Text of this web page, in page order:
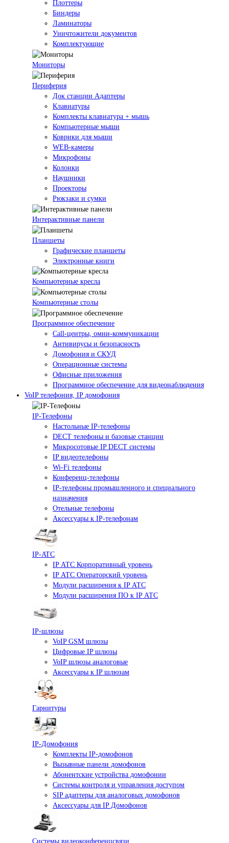
Плоттеры
Биндеры
Ламинаторы
Уничтожители документов
Комплектующие
Мониторы
Периферия
Док станции Адаптеры
Клавиатуры
Комплекты клавиатура + мышь
Компьютерные мыши
Коврики для мыши
WEB-камеры
Микрофоны
Колонки
Наушники
Проекторы
Рюкзаки и сумки
Интерактивные панели
Планшеты
Графические планшеты
Электронные книги
Компьютерные кресла
Компьютерные столы
Программное обеспечение
Call-центры, омни-коммуникации
Антивирусы и безопасность
Домофония и СКУД
Операционные системы
Офисные приложения
Программное обеспечение для видеонаблюдения
VoIP телефония, IP домофония
IP-Телефоны
Настольные IP-телефоны
DECT телефоны и базовые станции
Микросотовые IP DECT системы
IP видеотелефоны
Wi-Fi телефоны
Конференц-телефоны
IP-телефоны промышленного и специального
назначения
Отельные телефоны
Аксессуары к IP-телефонам
IP-ATC
IP АТС Корпоративный уровень
IP АТС Операторский уровень
Модули расширения к IP АТС
Модули расширения ПО к IP АТС
IP-шлюзы
VoIP GSM шлюзы
Цифровые IP шлюзы
VoIP шлюзы аналоговые
Аксессуары к IP шлюзам
Гарнитуры
IP-Домофония
Комплекты IP-домофонов
Вызывные панели домофонов
Абонентские устройства домофонии
Системы контроля и управления доступом
SIP адаптеры для аналоговых домофонов
Аксессуары для IP Домофонов
Системы видеоконференцсвязи